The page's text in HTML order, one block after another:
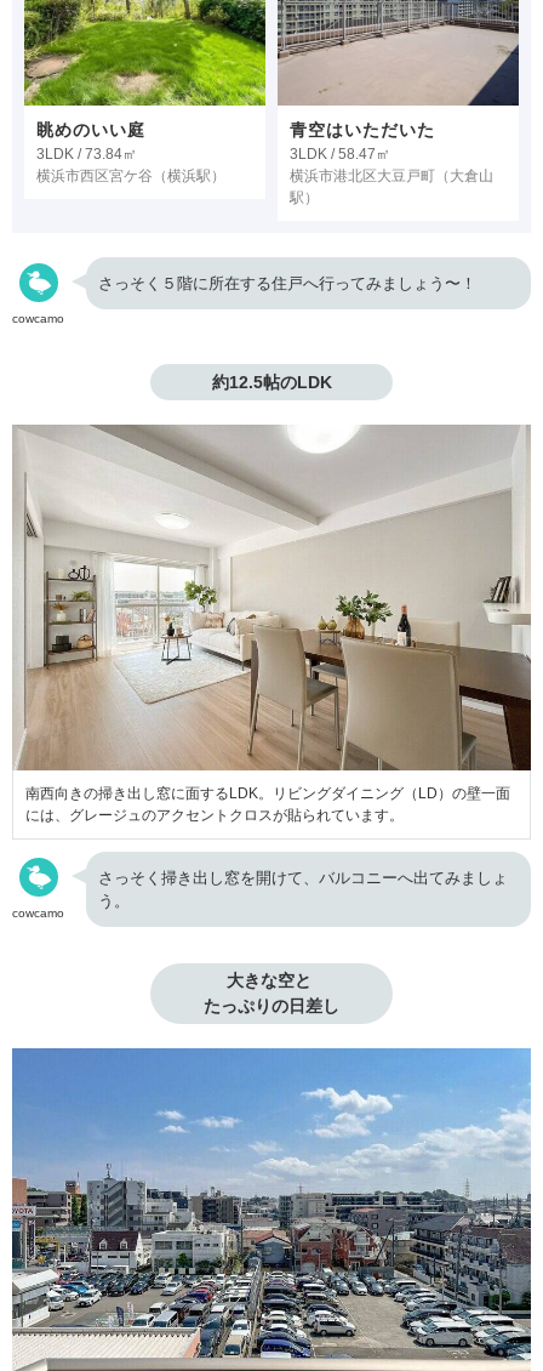
眺めのいい庭
3LDK / 73.84㎡
横浜市西区宮ケ谷 （横浜駅）
青空はいただいた
3LDK / 58.47㎡
横浜市港北区大豆戸町 （大倉山
駅）
cowcamo
さっそく５階に所在する住戸へ行ってみましょう〜！
約12.5帖のLDK
南西向きの掃き出し窓に面するLDK。リビングダイニング（LD）の壁一面
には、グレージュのアクセントクロスが貼られています。
cowcamo
さっそく掃き出し窓を開けて、バルコニーへ出てみましょ
う。
大きな空と
たっぷりの日差し